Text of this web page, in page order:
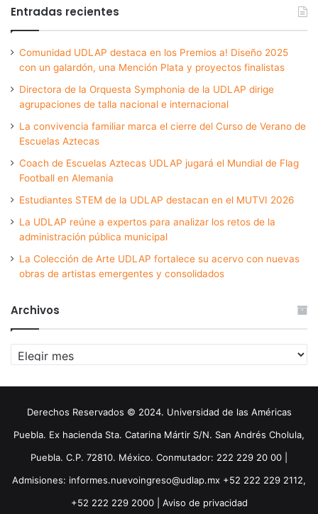
Entradas recientes
Comunidad UDLAP destaca en los Premios a! Diseño 2025
con un galardón, una Mención Plata y proyectos finalistas
Directora de la Orquesta Symphonia de la UDLAP dirige
agrupaciones de talla nacional e internacional
La convivencia familiar marca el cierre del Curso de Verano de
Escuelas Aztecas
Coach de Escuelas Aztecas UDLAP jugará el Mundial de Flag
Football en Alemania
Estudiantes STEM de la UDLAP destacan en el MUTVI 2026
La UDLAP reúne a expertos para analizar los retos de la
administración pública municipal
La Colección de Arte UDLAP fortalece su acervo con nuevas
obras de artistas emergentes y consolidados
Archivos
Archivos
Derechos Reservados © 2024. Universidad de las Américas
Puebla. Ex hacienda Sta. Catarina Mártir S/N. San Andrés Cholula,
Puebla. C.P. 72810. México. Conmutador: 222 229 20 00 |
Admisiones: informes.nuevoingreso@udlap.mx +52 222 229 2112,
+52 222 229 2000 | Aviso de privacidad